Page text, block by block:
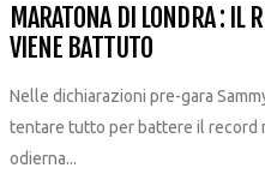
MARATONA DI LONDRA : IL
VIENE BATTUTO
Nelle dichiarazioni pre-gara
tentare tutto per battere il record
odierna...